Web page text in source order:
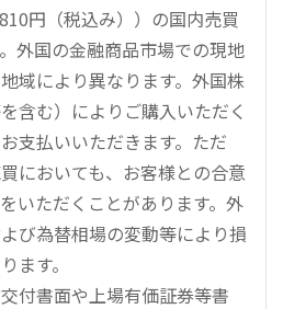
円（税込み））の国内売買
外国の金融商品市場での現地
域により異なります。外国株
含む）によりご購入いただく
支払いいただきます。ただ
においても、お客様との合意
いただくことがあります。外
び為替相場の変動等により損
ます。
付書面や上場有価証券等書